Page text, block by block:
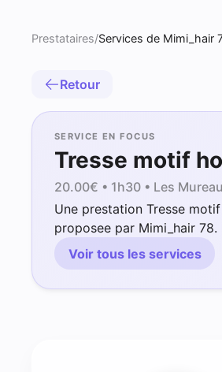
Prestataires/Services de Mimi_hair
Retour
SERVICE EN FOCUS
Tresse motif
20.00€ • 1h30 • Les
Une prestation Tresse
proposee par Mimi_hair 78.
Voir tous les services